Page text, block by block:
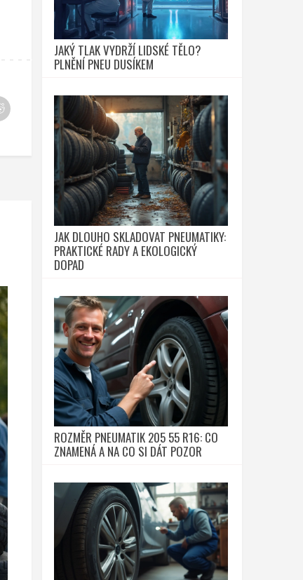
JAKÝ TLAK VYDRŽÍ LIDSKÉ TĚLO?
PLNĚNÍ PNEU DUSÍKEM
JAK DLOUHO SKLADOVAT PNEUMATIKY:
PRAKTICKÉ RADY A EKOLOGICKÝ
DOPAD
ROZMĚR PNEUMATIK 205 55 R16: CO
ZNAMENÁ A NA CO SI DÁT POZOR